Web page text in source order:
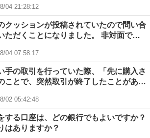
、何日くらい待つのが標準なのでしょう
した。もしかしたらお相手の身に何か
ため、一言添えて中断しようと思ってい
た後、その方から再びメッセージが来
、時間も決めないまま受け渡し相手に選
なさも感じており質問させてもらいまし
します。
04 21:28:12
クッションが投稿されていたので問い合
ことになりました。 非対面での
敷いて、その上にクッションを置いてお
ただきました。しかし、現地で探しても
ず、その日は受け取れませんでした。 7
あったため、8月1日の朝に再度伺い、
。 受け取り後にはメッセ
絡しましたが、現在まで未読のままで
渡し相手として決定されているため、取
04 07:58:17
手の取引を行っていた際、「先に購入さ
ことで、突然取引が終了したことがあり
た。 出品者様によっては、掲載商品や
早く受け取れる方優先」であったり、
「店頭でも販売していて無くなる可能性
れている方がおりますが、少なくとも今
02 05:42:48
する口座は、どの銀行でもよいですか？
はありますか？